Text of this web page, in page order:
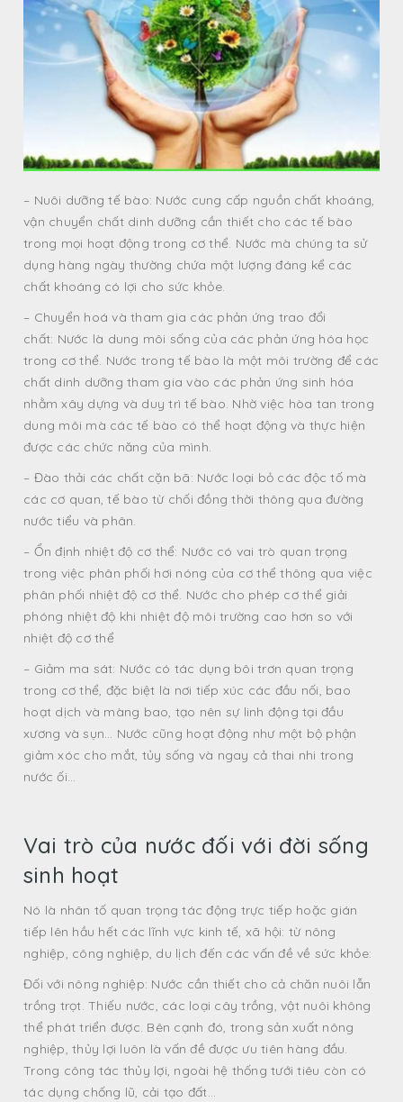
– Nuôi dưỡng tế bào: Nước cung cấp nguồn chất khoáng,
vận chuyển chất dinh dưỡng cần thiết cho các tế bào
trong mọi hoạt động trong cơ thể. Nước mà chúng ta sử
dụng hàng ngày thường chứa một lượng đáng kể các
chất khoáng có lợi cho sức khỏe.
– Chuyển hoá và tham gia các phản ứng trao đổi
chất: Nước là dung môi sống của các phản ứng hóa học
trong cơ thể. Nước trong tế bào là một môi trường để các
chất dinh dưỡng tham gia vào các phản ứng sinh hóa
nhằm xây dựng và duy trì tế bào. Nhờ việc hòa tan trong
dung môi mà các tế bào có thể hoạt động và thực hiện
được các chức năng của mình.
– Đào thải các chất cặn bã: Nước loại bỏ các độc tố mà
các cơ quan, tế bào từ chối đồng thời thông qua đường
nước tiểu và phân.
– Ổn định nhiệt độ cơ thể: Nước có vai trò quan trọng
trong việc phân phối hơi nóng của cơ thể thông qua việc
phân phối nhiệt độ cơ thể. Nước cho phép cơ thể giải
phóng nhiệt độ khi nhiệt độ môi trường cao hơn so với
nhiệt độ cơ thể
– Giảm ma sát: Nước có tác dụng bôi trơn quan trọng
trong cơ thể, đặc biệt là nơi tiếp xúc các đầu nối, bao
hoạt dịch và màng bao, tạo nên sự linh động tại đầu
xương và sụn… Nước cũng hoạt động như một bộ phận
giảm xóc cho mắt, tủy sống và ngay cả thai nhi trong
nước ối…
Vai trò của nước đối với đời sống
sinh hoạt
Nó là nhân tố quan trọng tác động trực tiếp hoặc gián
tiếp lên hầu hết các lĩnh vực kinh tế, xã hội: từ nông
nghiệp, công nghiệp, du lịch đến các vấn đề về sức khỏe:
Đối với nông nghiệp: Nước cần thiết cho cả chăn nuôi lẫn
trồng trọt. Thiếu nước, các loại cây trồng, vật nuôi không
thể phát triển được. Bên cạnh đó, trong sản xuất nông
nghiệp, thủy lợi luôn là vấn đề được ưu tiên hàng đầu.
Trong công tác thủy lợi, ngoài hệ thống tưới tiêu còn có
tác dụng chống lũ, cải tạo đất…